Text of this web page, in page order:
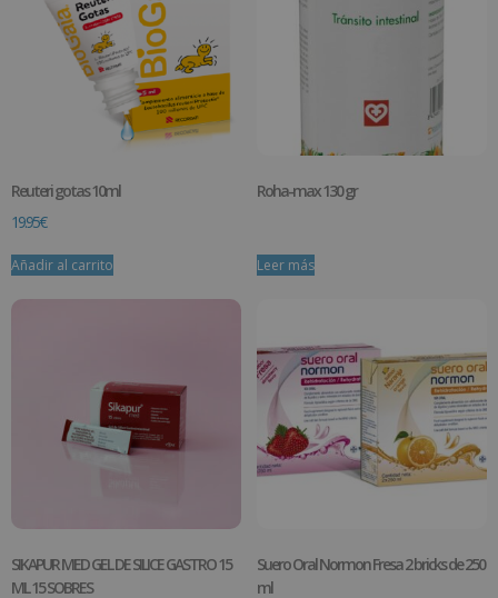
Reuteri gotas 10ml
19.95€
Añadir al carrito
Roha-max 130 gr
Leer más
SIKAPUR MED GEL DE SILICE GASTRO 15
ML 15 SOBRES
Suero Oral Normon Fresa 2 bricks de 250
ml